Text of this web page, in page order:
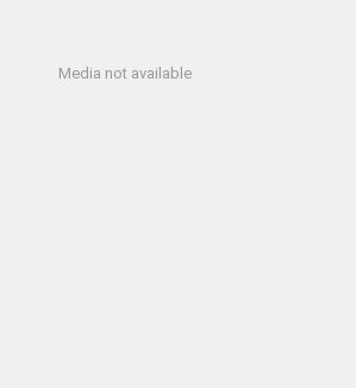
Media not available